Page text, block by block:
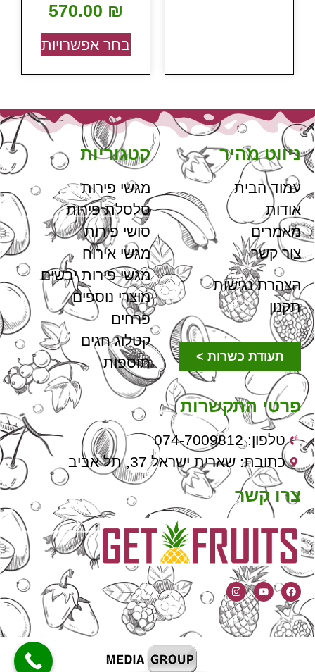
570.00 ₪
בחר אפשרויות
ניווט מהיר
עמוד הבית
אודות
מאמרים
צור קשר
הצהרת נגישות
תקנון
תעודת כשרות >
קטגוריות
מגשי פירות
סלסלת פירות
סושי פירות
מגשי אירוח
מגשי פירות יבשים
מוצרי נוספים
פרחים
קטלוג חגים
תוספות
פרטי התקשרות
טלפון: 074-7009812
כתובת: שארית ישראל 37, תל אביב
צרו קשר